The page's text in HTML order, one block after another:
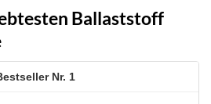
Ballaststoff
1